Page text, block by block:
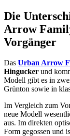
Die
Arrow
Vorgänger
Das Urban Arrow
Hingucker und
Modell gibt es in
Grünton sowie in
Im Vergleich zum
neue Modell
aus. Im direkten
Form gegossen und